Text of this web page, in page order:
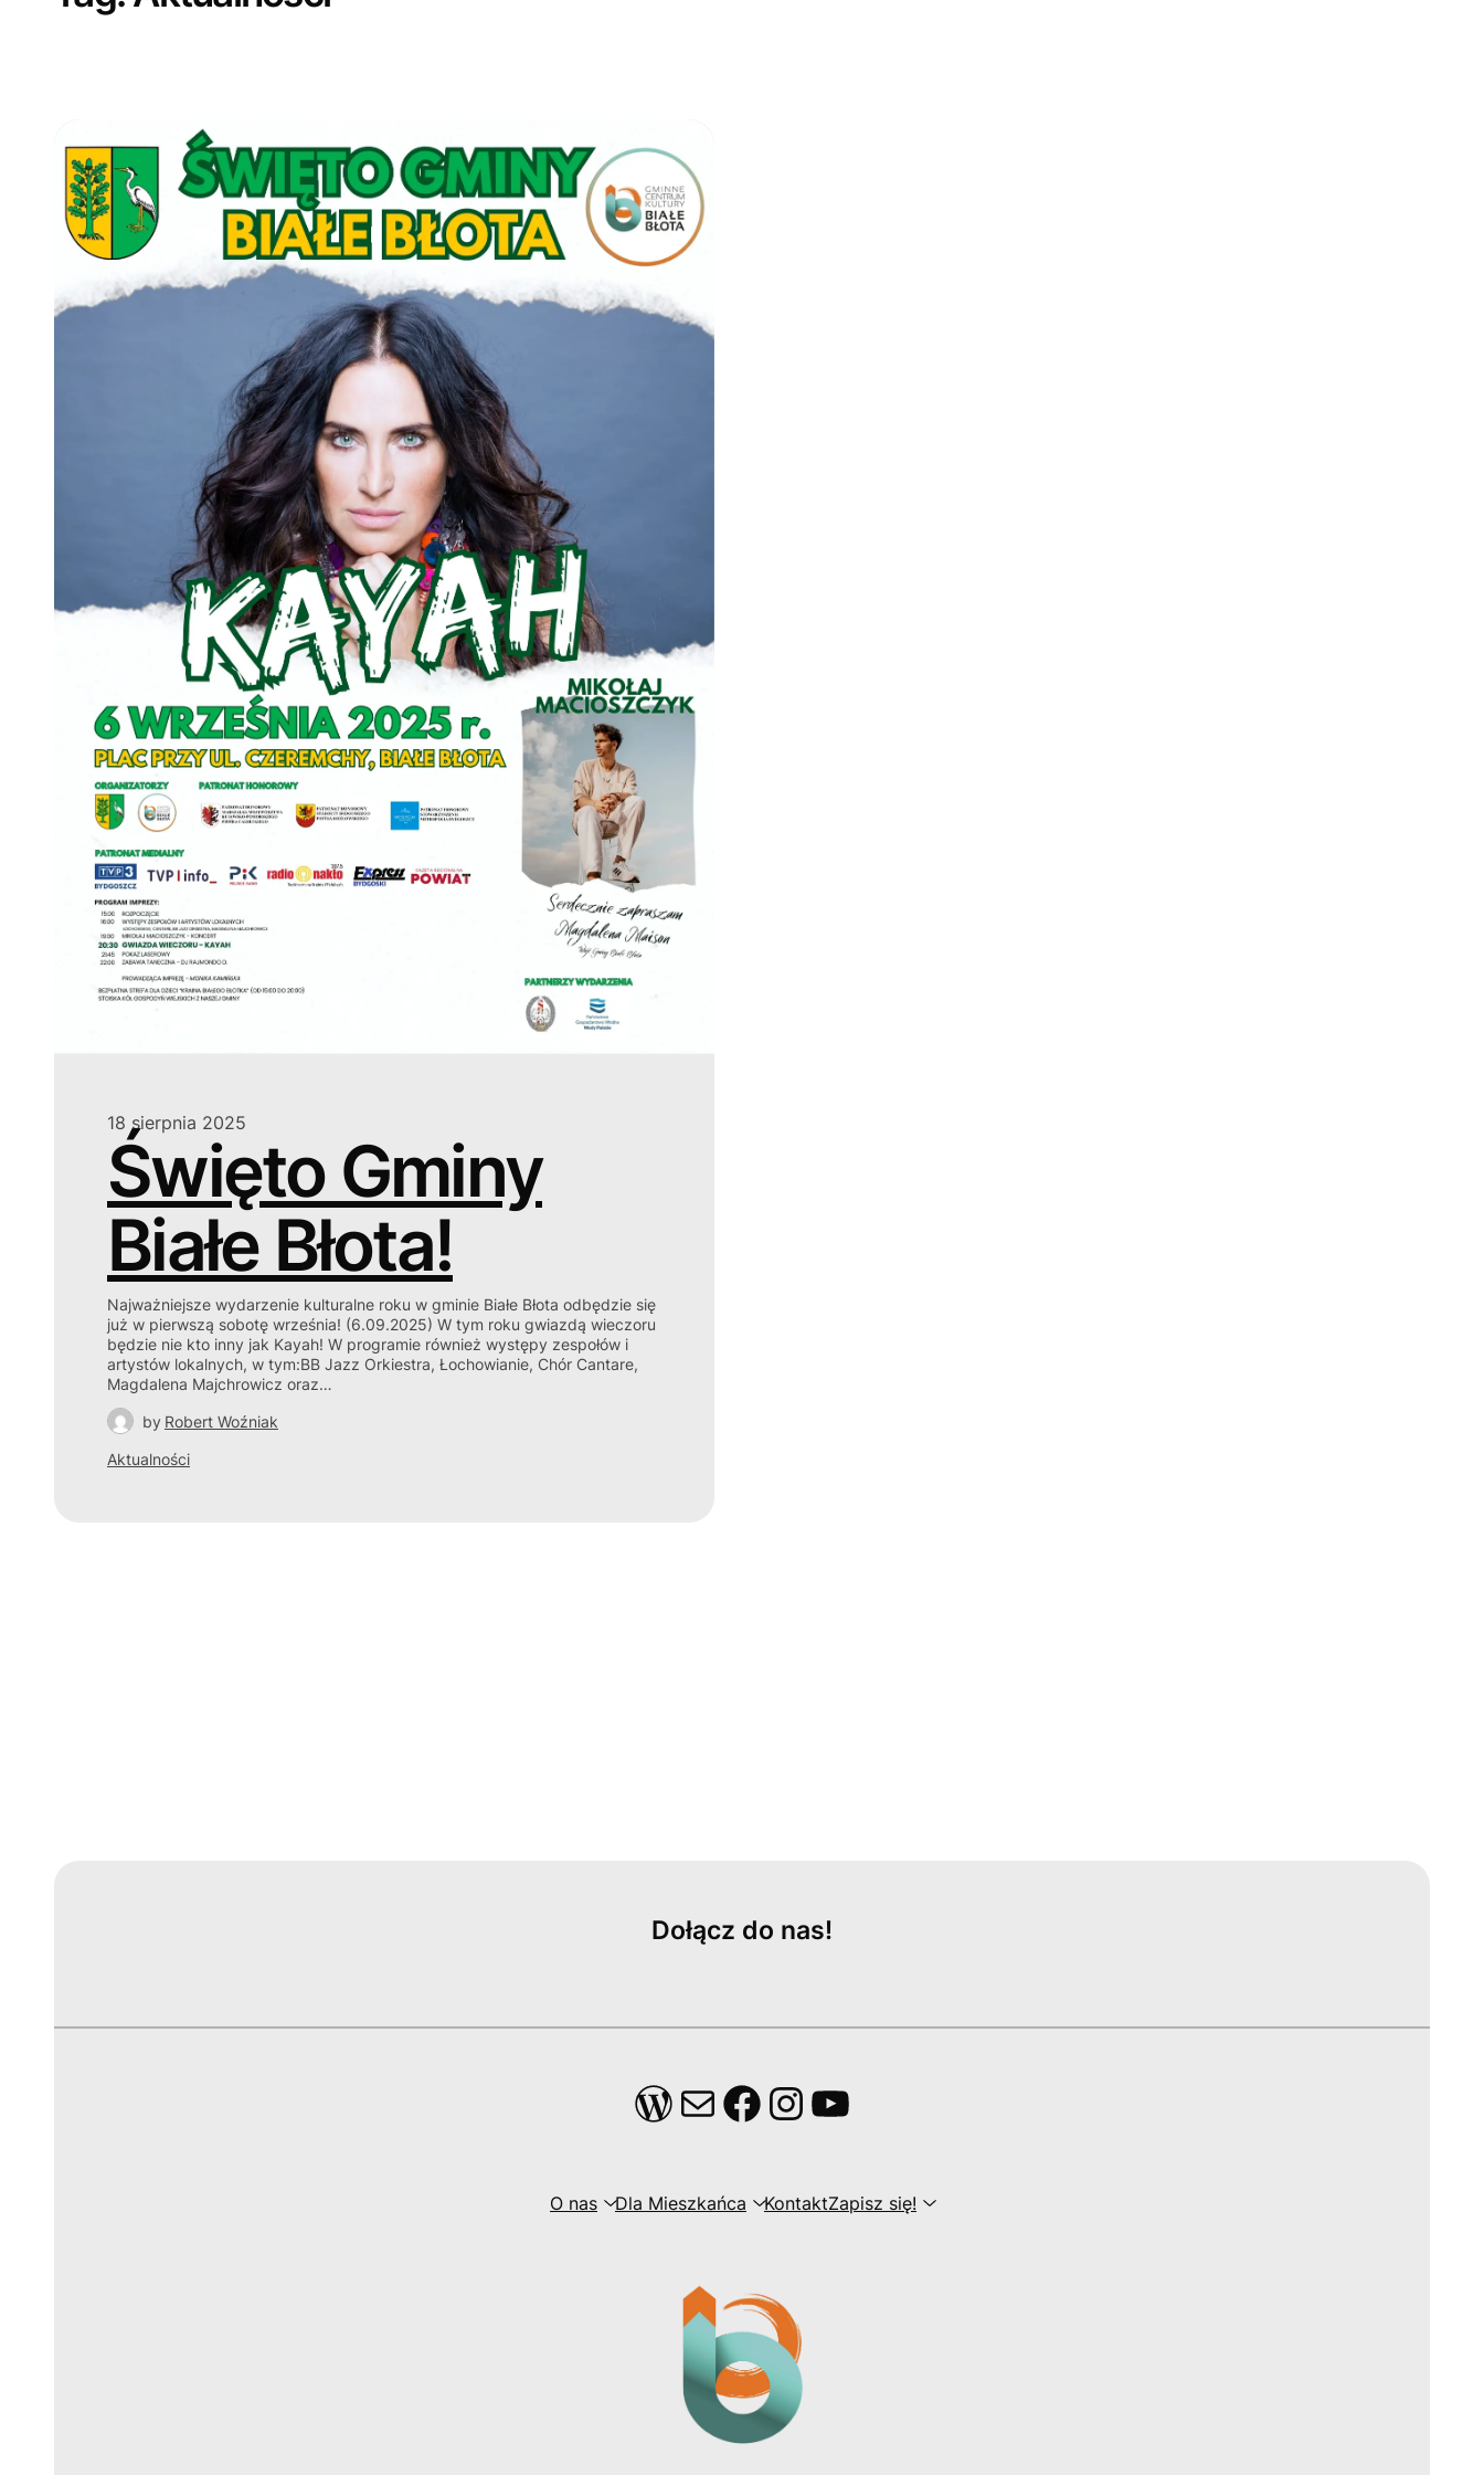
18 sierpnia 2025
Święto Gminy
Białe Błota!
Najważniejsze wydarzenie kulturalne roku w gminie Białe Błota odbędzie się
już w pierwszą sobotę września! (6.09.2025) W tym roku gwiazdą wieczoru
będzie nie kto inny jak Kayah! W programie również występy zespołów i
artystów lokalnych, w tym:BB Jazz Orkiestra, Łochowianie, Chór Cantare,
Magdalena Majchrowicz oraz…
by Robert Woźniak
Aktualności
Dołącz do nas!
WordPress
MailFacebook
Instagram
YouTube
O nas Dla Mieszkańca KontaktZapisz się!